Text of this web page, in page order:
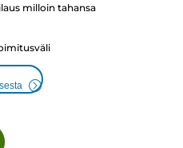
milloin tahansa